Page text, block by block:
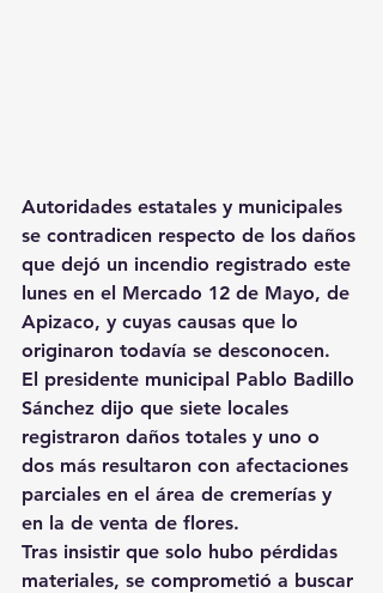
Autoridades estatales y municipales
se contradicen respecto de los daños
que dejó un incendio registrado este
lunes en el Mercado 12 de Mayo, de
Apizaco, y cuyas causas que lo
originaron todavía se desconocen.
El presidente municipal Pablo Badillo
Sánchez dijo que siete locales
registraron daños totales y uno o
dos más resultaron con afectaciones
parciales en el área de cremerías y
en la de venta de flores.
Tras insistir que solo hubo pérdidas
materiales, se comprometió a buscar